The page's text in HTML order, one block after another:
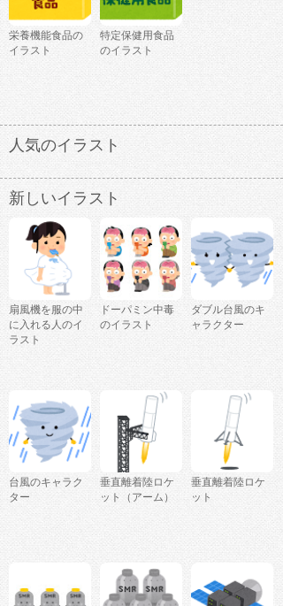
栄養機能食品の
イラスト
特定保健用食品
のイラスト
人気のイラスト
新しいイラスト
扇風機を服の中
に入れる人のイ
ラスト
ドーパミン中毒
のイラスト
ダブル台風のキ
ャラクター
台風のキャラク
ター
垂直離着陸ロケ
ット（アーム）
垂直離着陸ロケ
ット